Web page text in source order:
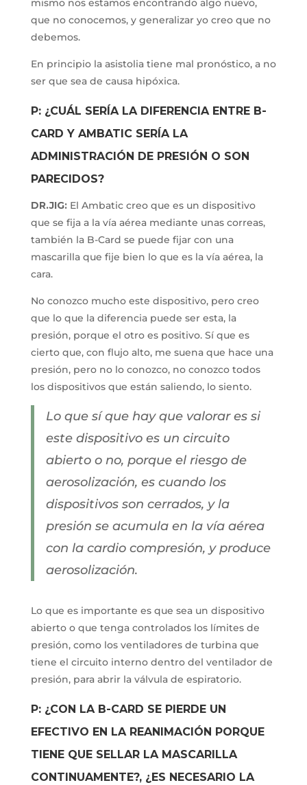
mismo nos estamos encontrando algo nuevo,
que no conocemos, y generalizar yo creo que no
debemos.
En principio la asistolia tiene mal pronóstico, a no
ser que sea de causa hipóxica.
P: ¿CUÁL SERÍA LA DIFERENCIA ENTRE B-
CARD Y AMBATIC SERÍA LA
ADMINISTRACIÓN DE PRESIÓN O SON
PARECIDOS?
DR.JIG: El Ambatic creo que es un dispositivo
que se fija a la vía aérea mediante unas correas,
también la B-Card se puede fijar con una
mascarilla que fije bien lo que es la vía aérea, la
cara.
No conozco mucho este dispositivo, pero creo
que lo que la diferencia puede ser esta, la
presión, porque el otro es positivo. Sí que es
cierto que, con flujo alto, me suena que hace una
presión, pero no lo conozco, no conozco todos
los dispositivos que están saliendo, lo siento.
Lo que sí que hay que valorar es si
este dispositivo es un circuito
abierto o no, porque el riesgo de
aerosolización, es cuando los
dispositivos son cerrados, y la
presión se acumula en la vía aérea
con la cardio compresión, y produce
aerosolización.
Lo que es importante es que sea un dispositivo
abierto o que tenga controlados los límites de
presión, como los ventiladores de turbina que
tiene el circuito interno dentro del ventilador de
presión, para abrir la válvula de espiratorio.
P: ¿CON LA B-CARD SE PIERDE UN
EFECTIVO EN LA REANIMACIÓN PORQUE
TIENE QUE SELLAR LA MASCARILLA
CONTINUAMENTE?, ¿ES NECESARIO LA